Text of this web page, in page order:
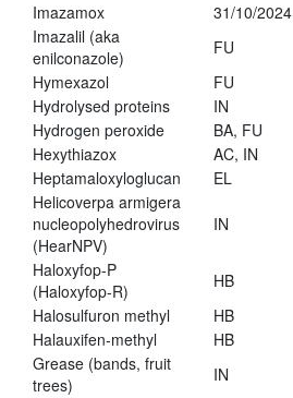
Imazamox
31/10/2024
Imazalil (aka
enilconazole)
FU
Hymexazol
FU
Hydrolysed proteins
IN
Hydrogen peroxide
BA, FU
Hexythiazox
AC, IN
Heptamaloxyloglucan
EL
Helicoverpa armigera
nucleopolyhedrovirus
(HearNPV)
IN
Haloxyfop-P
(Haloxyfop-R)
HB
Halosulfuron methyl
HB
Halauxifen-methyl
HB
Grease (bands, fruit
trees)
IN